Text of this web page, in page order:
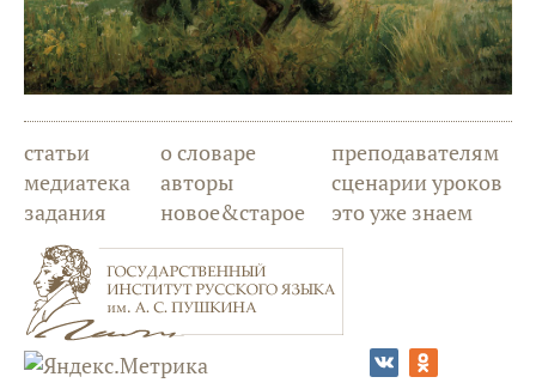
статьи
медиатека
задания
о словаре
авторы
новое&старое
преподавателям
сценарии уроков
это уже знаем